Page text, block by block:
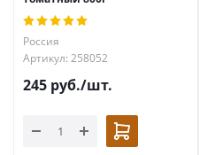
Россия
Артикул: 258052
245 руб./шт.